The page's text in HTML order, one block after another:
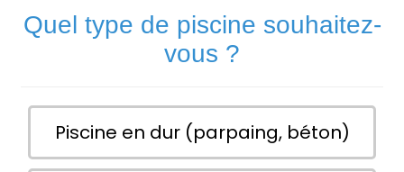
Quel type de piscine souhaitez-
vous ?
Piscine en dur (parpaing, béton)